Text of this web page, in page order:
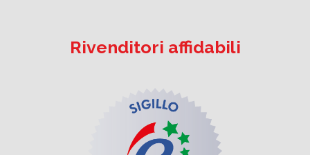
Rivenditori affidabili